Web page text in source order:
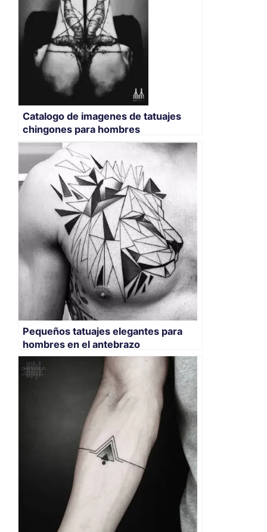
Catalogo de imagenes de tatuajes
chingones para hombres
Pequeños tatuajes elegantes para
hombres en el antebrazo